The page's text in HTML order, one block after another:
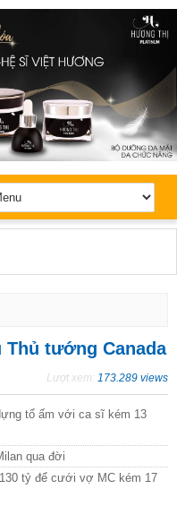
tướng Canada
Lượt xem: 173.289 views
tổ ấm với ca sĩ kém 13
qua đời
tỷ để cưới vợ MC kém 17